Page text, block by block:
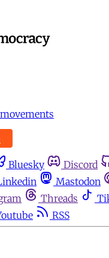
Bluesky Discord
Mastodon
Threads
RSS